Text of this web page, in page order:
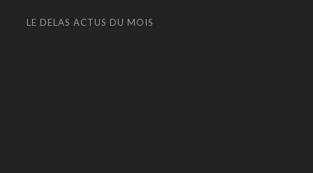
LE DELAS ACTUS DU MOIS